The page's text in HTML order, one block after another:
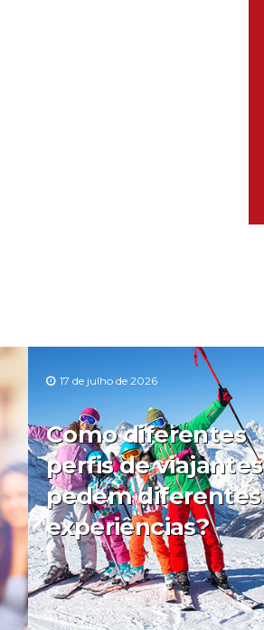
17 de julho de 2026
Como diferentes
perfis de viajantes
pedem diferentes
experiências?